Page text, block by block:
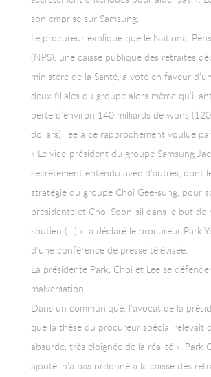
son emprise sur Samsung.
Le procureur explique que le National
(NPS), une caisse publique des retraites
ministère de la Santé, a voté en faveur
deux filiales du groupe alors même qu’il
perte d’environ 140 milliards de wons
dollars) liée à ce rapprochement voulue par
« Le vice-président du groupe Samsung
secrètement entendu avec d’autres, dont
stratégie du groupe Choi Gee-sung, pour
présidente et Choi Soon-sil dans le but de
soutien (…) », a déclaré le procureur Park
d’une conférence de presse télévisée.
La présidente Park, Choi et Lee se
malversation.
Dans un communiqué, l’avocat de la
que la thèse du procureur spécial relevait
absurde, très éloignée de la réalité ». Park
ajouté, n’a pas ordonné à la caisse des